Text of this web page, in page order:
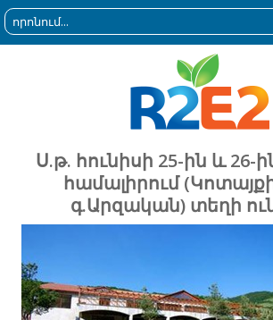
Ս.թ. հունիսի 25-ին և 26-
համալիրում
գ.Արզական) տեղի